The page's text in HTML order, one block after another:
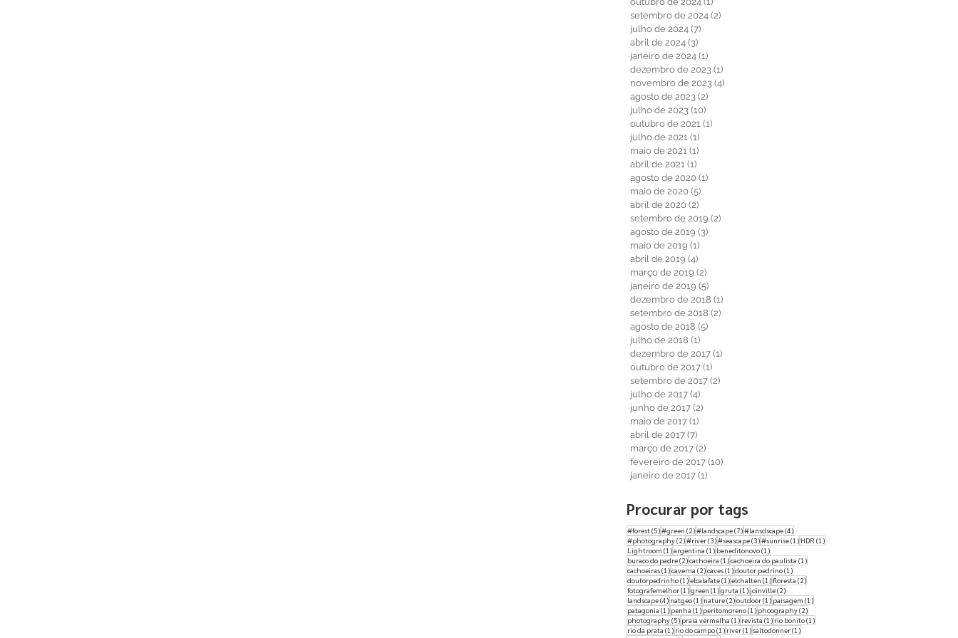
setembro de 2024 (2)
julho de 2024 (7)
abril de 2024 (3)
janeiro de 2024 (1)
dezembro de 2023 (1)
novembro de 2023 (4)
agosto de 2023 (2)
julho de 2023 (10)
outubro de 2021 (1)
julho de 2021 (1)
maio de 2021 (1)
abril de 2021 (1)
agosto de 2020 (1)
maio de 2020 (5)
abril de 2020 (2)
setembro de 2019 (2)
agosto de 2019 (3)
maio de 2019 (1)
abril de 2019 (4)
março de 2019 (2)
janeiro de 2019 (5)
dezembro de 2018 (1)
setembro de 2018 (2)
agosto de 2018 (5)
julho de 2018 (1)
dezembro de 2017 (1)
outubro de 2017 (1)
setembro de 2017 (2)
julho de 2017 (4)
junho de 2017 (2)
maio de 2017 (1)
abril de 2017 (7)
março de 2017 (2)
fevereiro de 2017 (10)
janeiro de 2017 (1)
Procurar por tags
#forest(5)5 posts
#green (2)2 posts
#landscape(7)7 posts
#lansdscape(4)4 posts
#photography(2)2 posts
#river(3)3 posts
#seascape(3)3 posts
#sunrise(1)1 post
HDR (1)1 post
Lightroom (1)1 post
argentina (1)1 post
beneditonovo(1)1 post
buraco do padre(2)2 posts
cachoeira (1)1 post
cachoeira do paulista (1)1 post
cachoeiras(1)1 post
caverna (2)2 posts
caves(1)1 post
doutor pedrino(1)1 post
doutorpedrinho(1)1 post
elcalafate(1)1 post
elchalten (1)1 post
floresta (2)2 posts
fotografemelhor(1)1 post
green (1)1 post
gruta (1)1 post
joinville(2)2 posts
landscape(4)4 posts
natgeo(1)1 post
nature(2)2 posts
outdoor(1)1 post
paisagem (1)1 post
patagonia (1)1 post
penha (1)1 post
peritomoreno(1)1 post
phoography(2)2 posts
photography(5)5 posts
praia vermelha (1)1 post
revista (1)1 post
rio bonito(1)1 post
rio da prata (1)1 post
rio do campo(1)1 post
river(1)1 post
saltodonner(1)1 post